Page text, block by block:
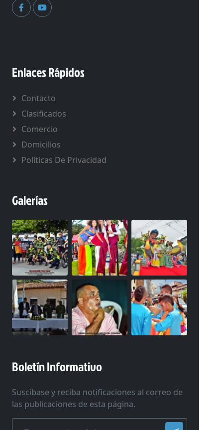
Enlaces Rápidos
Contacto
Clasificados
Comercio
Domicilios
Políticas De Privacidad
Galerías
Boletín Informativo
Suscíbase y reciba notificaciones al correo de
las publicaciones de esta página.